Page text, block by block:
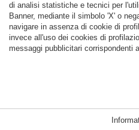
di analisi statistiche e tecnici per
Banner, mediante il simbolo 'X' o
navigare in assenza di cookie di
invece all'uso dei cookies di
messaggi pubblicitari corrispondenti
Cookie Necessari, Tecnici di